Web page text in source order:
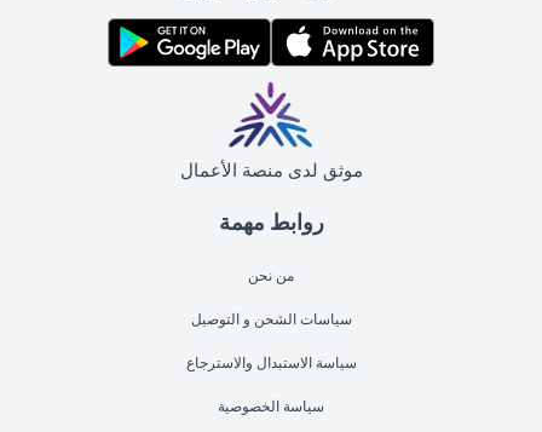
روابط مهمة
من نحن
سياسات الشحن و التوصيل
سياسة الاستبدال والاسترجاع
سياسة الخصوصية
موثق لدى منصة الأعمال